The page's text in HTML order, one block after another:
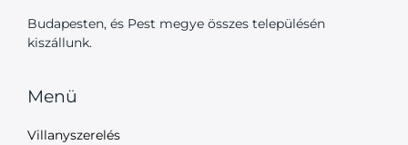
Budapesten, és Pest megye összes településén
kiszállunk.
Menü
Villanyszerelés